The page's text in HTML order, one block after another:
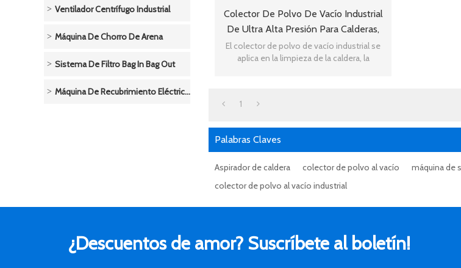
Ventilador Centrífugo Industrial
Máquina De Chorro De Arena
Sistema De Filtro Bag In Bag Out
Máquina De Recubrimiento Eléctrico/Sistema De Pulverización De Polvo
Colector De Polvo De Vacío Industrial
De Ultra Alta Presión Para Calderas,
Tabletas, Máquina De Llenado De
Cápsulas
El colector de polvo de vacío industrial se
aplica en la limpieza de la caldera, la
1
Palabras Claves
Aspirador de caldera colector de polvo al vacío máquina de
colector de polvo al vacío industrial
¿Descuentos de amor? Suscríbete al boletín!